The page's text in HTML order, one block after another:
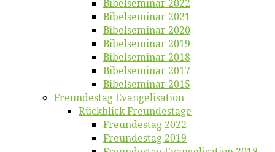
Bi­bel­se­mi­nar 2022
Bi­bel­se­mi­nar 2021
Bi­bel­se­mi­nar 2020
Bi­bel­se­mi­nar 2019
Bi­bel­se­mi­nar 2018
Bibelsemi­nar 2017
Bibelsemi­nar 2015
Freun­des­tag Evangelisation
Rück­blick Freundestage
Freun­des­tag 2022
Freun­des­tag 2019